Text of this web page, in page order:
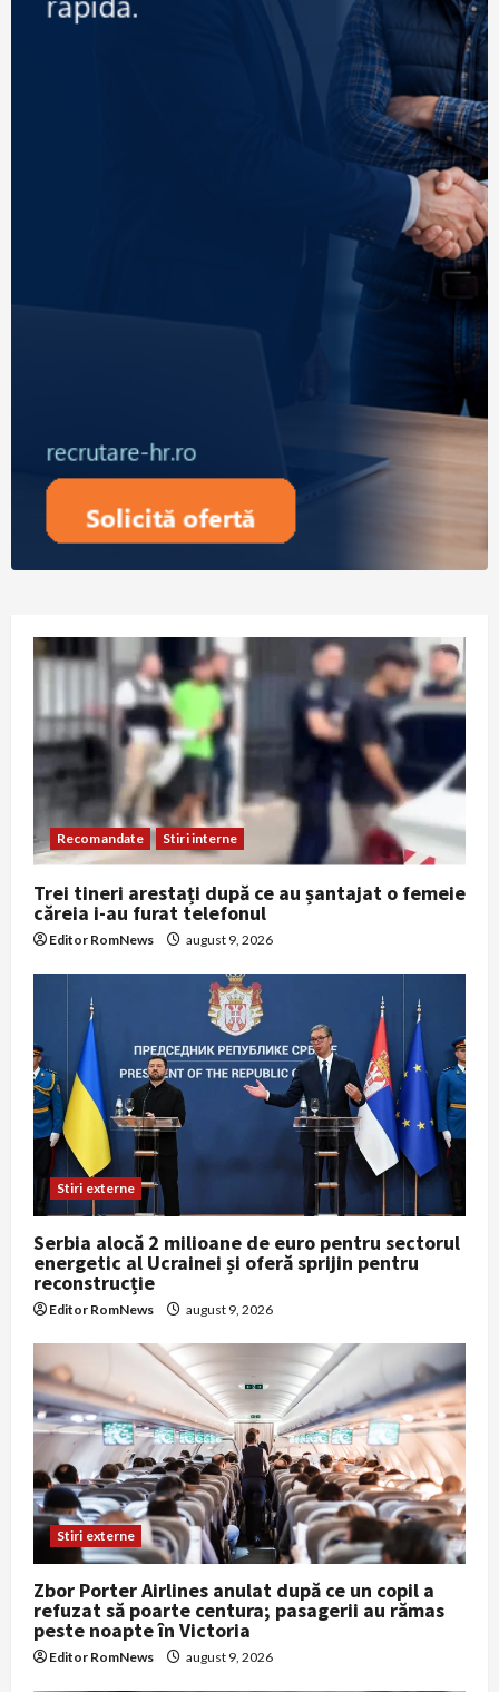
Recomandate Stiri interne
Trei tineri arestați după ce au șantajat o femeie
căreia i-au furat telefonul
Editor RomNews august 9, 2026
Stiri externe
Serbia alocă 2 milioane de euro pentru sectorul
energetic al Ucrainei și oferă sprijin pentru
reconstrucție
Editor RomNews august 9, 2026
Stiri externe
Zbor Porter Airlines anulat după ce un copil a
refuzat să poarte centura; pasagerii au rămas
peste noapte în Victoria
Editor RomNews august 9, 2026